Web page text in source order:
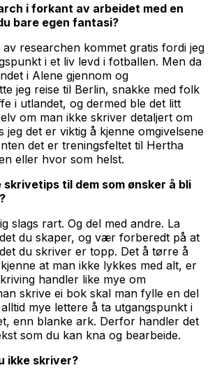
i forkant av arbeidet med en
bare egen fantasi?
researchen kommet gratis fordi jeg
i et liv levd i fotballen. Men da
i Alene gjennom og
jeg reise til Berlin, snakke med folk
i utlandet, og dermed ble det litt
om man ikke skriver detaljert om
jeg det er viktig å kjenne omgivelsene
det er treningsfeltet til Hertha
eller hvor som helst.
skrivetips til dem som ønsker å bli
slags rart. Og del med andre. La
du skaper, og vær forberedt på at
du skriver er topp. Det å tørre å
at man ikke lykkes med alt, er
handler like mye om
skrive ei bok skal man fylle en del
mye lettere å ta utgangspunkt i
enn blanke ark. Derfor handler det
som du kan kna og bearbeide.
ikke skriver?